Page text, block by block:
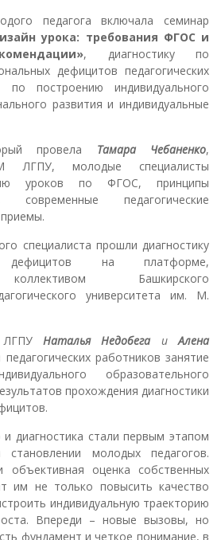
педагога включала семинар
урока: требования ФГОС и
, диагностику по
дефицитов педагогических
по построению индивидуального
развития и индивидуальные
провела Тамара Чебаненко,
ЛГПУ, молодые специалисты
уроков по ФГОС, принципы
современные педагогические
специалиста прошли диагностику
дефицитов на платформе,
Башкирского
университета им. М.
Наталья Недобега иАлена
работников занятие
образовательного
прохождения диагностики
диагностика стали первым этапом
молодых педагогов.
объективная оценка собственных
им не только повысить качество
индивидуальную траекторию
Впереди – новые вызовы, но
фундамент и четкое понимание, в